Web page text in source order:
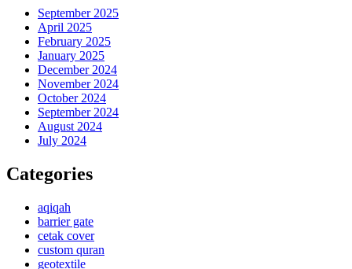
September 2025
April 2025
February 2025
January 2025
December 2024
November 2024
October 2024
September 2024
August 2024
July 2024
Categories
aqiqah
barrier gate
cetak cover
custom quran
geotextile